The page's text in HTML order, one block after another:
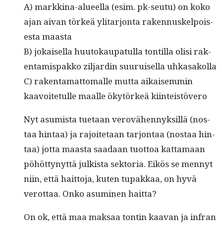
A) markki­na-alueel­la (esim. pk-seu­tu) on koko
ajan aivan törkeä yli­tar­jon­ta raken­nuskelpois­
es­ta maasta
B) jokaisel­la huu­tokau­pat­ul­la ton­til­la olisi rak­
en­tamis­pakko zil­jardin suu­ruisel­la uhkasakolla
C) rak­en­ta­mat­toma­lle mut­ta aikaisem­min
kaavoite­tulle maalle ökytörkeä kiinteistövero
Nyt asum­ista tue­taan verovähen­nyk­sil­lä (nos­
taa hin­taa) ja rajoite­taan tar­jon­taa (nos­taa hin­
taa) jot­ta maas­ta saadaan tuot­toa kat­ta­maan
pöhöt­tynyt­tä julk­ista sek­to­ria. Eikös se men­nyt
niin, että hait­to­ja, kuten tupakkaa, on hyvä
verot­taa. Onko asum­i­nen haitta?
On ok, että maa mak­saa ton­tin kaa­van ja infran